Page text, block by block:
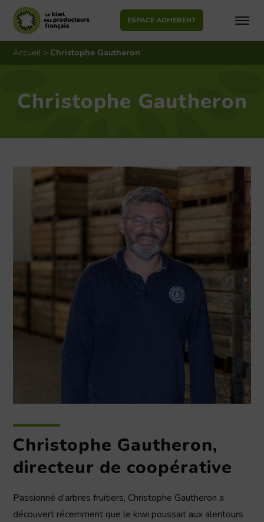
Aller
au
ESPACE ADHERENT
Accueil > Christophe Gautheron
Christophe Gautheron
Christophe Gautheron,
directeur de coopérative
Passionné d’arbres fruitiers, Christophe Gautheron a
découvert récemment que le kiwi poussait aux alentours